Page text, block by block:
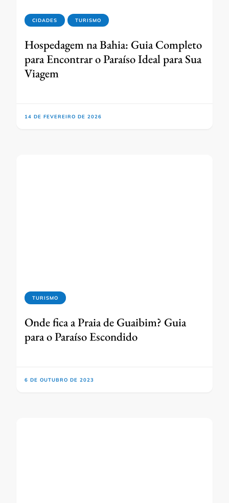
CIDADES TURISMO
Hospedagem na Bahia: Guia Completo
para Encontrar o Paraíso Ideal para Sua
Viagem
14 DE FEVEREIRO DE 2026
TURISMO
Onde fica a Praia de Guaibim? Guia
para o Paraíso Escondido
6 DE OUTUBRO DE 2023